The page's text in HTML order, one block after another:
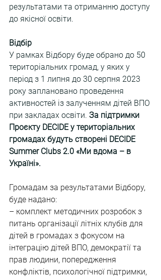
результатами та отриманню доступу
до якісної освіти.
Відбір
У рамках Відбору буде обрано до 50
територіальних громад, у яких у
період з 1 липня до 30 серпня 2023
року заплановано проведення
активностей із залученням дітей ВПО
при закладах освіти. За підтримки
Проєкту DECIDE у територіальних
громадах будуть створені DECIDE
Summer Clubs 2.0 «Ми вдома – в
Україні».
Громадам за результатами Відбору,
буде надано:
– комплект методичних розробок з
питань організації літніх клубів для
дітей в громадах з фокусом на
інтеграцію дітей ВПО, демократії та
прав людини, попередження
конфліктів, психологічної підтримки,